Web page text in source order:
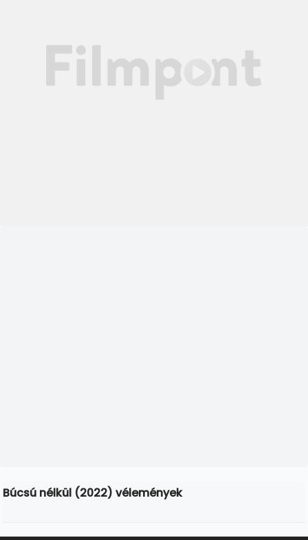
Búcsú nélkül (2022) vélemények